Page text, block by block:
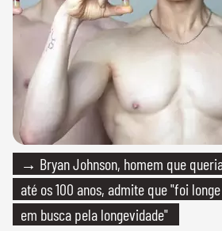
→ Bryan Johnson, homem que
até os 100 anos, admite que "foi longe
em busca pela longevidade"